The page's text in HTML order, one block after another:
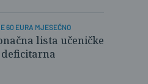
60 EURA MJESEČNO
lista učeničke